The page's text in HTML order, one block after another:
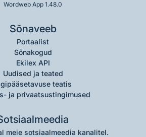
Wordweb App 1.48.0
Sõnaveeb
Portaalist
Sõnakogud
Ekilex API
Uudised ja teated
teatis
ja privaatsustingimused
meie sotsiaalmeedia kanalitel.